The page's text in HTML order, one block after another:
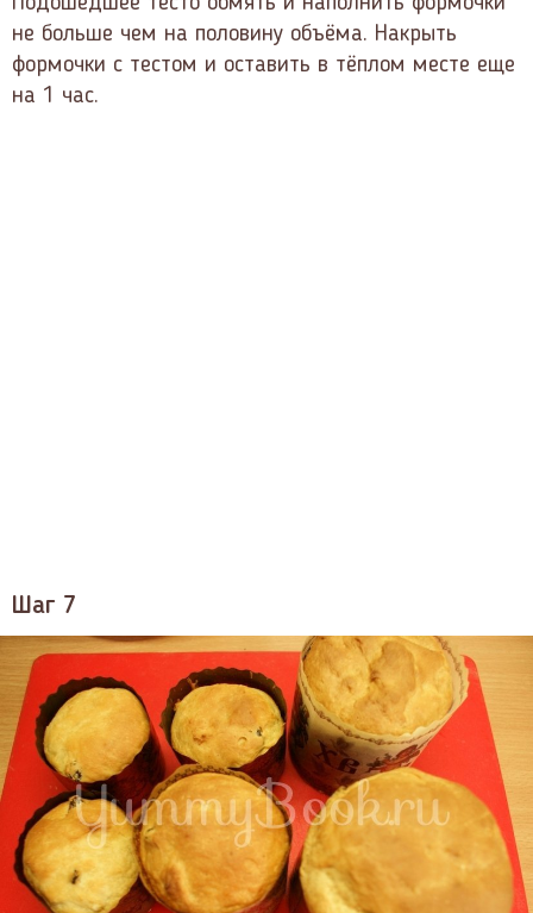
не больше чем на половину объёма. Накрыть
формочки с тестом и оставить в тёплом месте еще
на 1 час.
Шаг 7